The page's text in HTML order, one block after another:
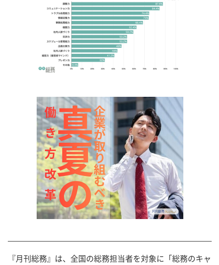
『月刊総務』は、全国の総務担当者を対象に「総務のキャ